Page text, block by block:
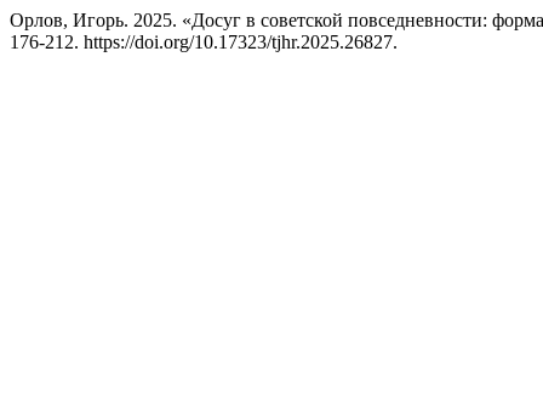
Орлов, Игорь. 2025. «Досуг в советской повседневности:
176-212. https://doi.org/10.17323/tjhr.2025.26827.